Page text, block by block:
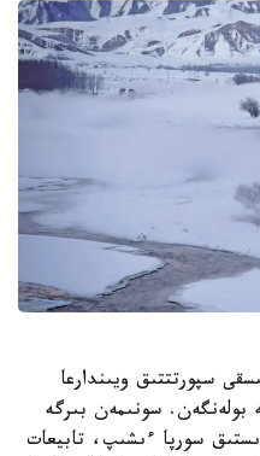
سپورتتتىق ويىندارعا
بولەنگەن. سونىمەن بىرگە
ىستىق سورپا ءىشىپ، تابيعات